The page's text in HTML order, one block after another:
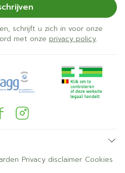
schrijft u zich in voor onze
met onze privacy policy.
Privacy disclaimer Cookies